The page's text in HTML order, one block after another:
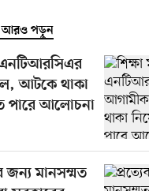
আরও পড়ুন
এনটিআরসিএর
আটকে থাকা
পারে আলোচনা
জন্য মানসম্মত